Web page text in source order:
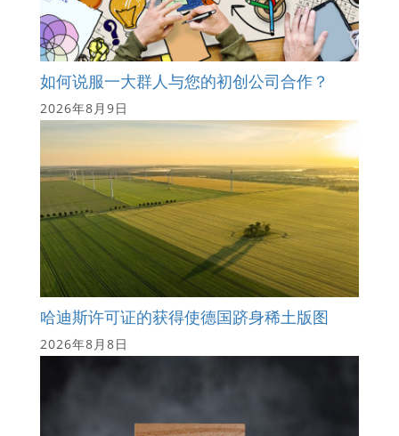
如何说服一大群人与您的初创公司合作？
2026年8月9日
哈迪斯许可证的获得使德国跻身稀土版图
2026年8月8日